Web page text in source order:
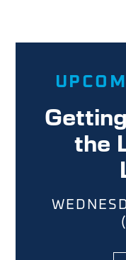
the